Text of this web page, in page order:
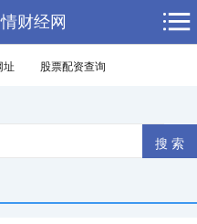
财经网
址 股票配资查询